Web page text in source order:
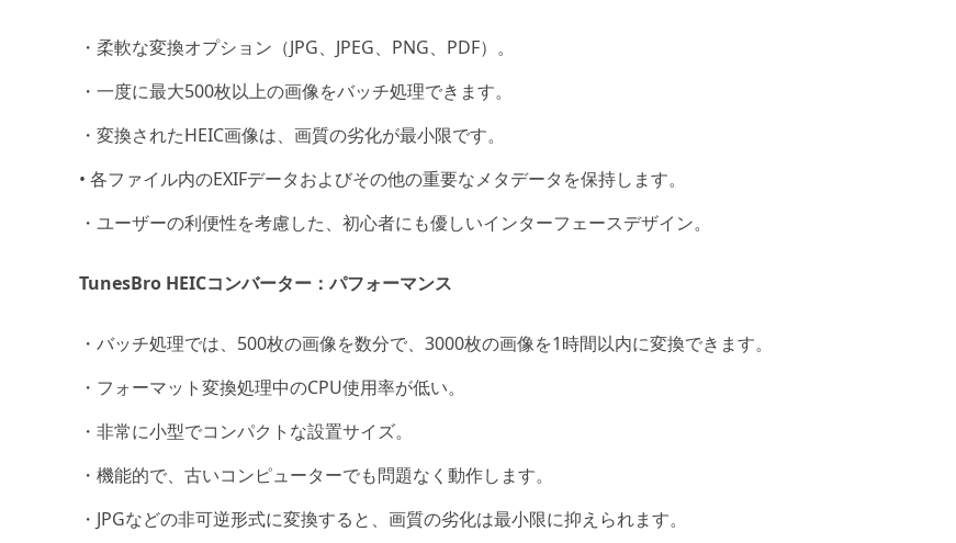
・柔軟な変換オプション（JPG、JPEG、PNG、PDF）。
・一度に最大500枚以上の画像をバッチ処理できます。
・変換されたHEIC画像は、画質の劣化が最小限です。
• 各ファイル内のEXIFデータおよびその他の重要なメタデータを保持します。
・ユーザーの利便性を考慮した、初心者にも優しいインターフェースデザイン。
TunesBro HEICコンバーター：パフォーマンス
・バッチ処理では、500枚の画像を数分で、3000枚の画像を1時間以内に変換できます。
・フォーマット変換処理中のCPU使用率が低い。
・非常に小型でコンパクトな設置サイズ。
・機能的で、古いコンピューターでも問題なく動作します。
・JPGなどの非可逆形式に変換すると、画質の劣化は最小限に抑えられます。